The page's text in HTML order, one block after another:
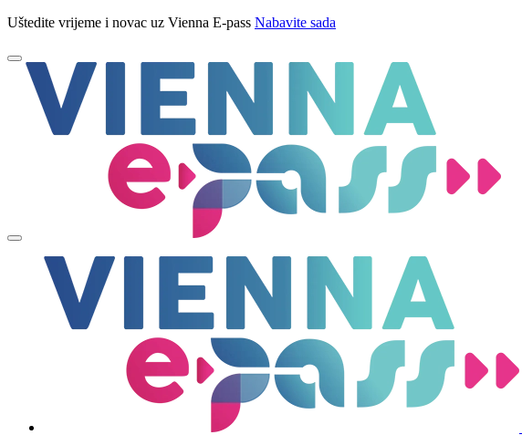
Uštedite vrijeme i novac uz Vienna E-pass Nabavite sada